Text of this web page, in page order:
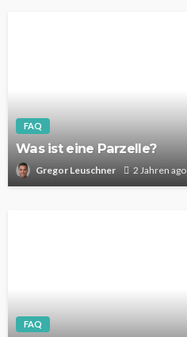
FAQ
Was ist eine Parzelle?
Gregor Leuschner 2 Jahren ago
FAQ